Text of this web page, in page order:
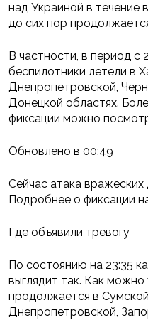
над Украиной в течение
до сих пор
В частности, в период с
беспилотники летели в
Днепропетровской,
Донецкой областях.
фиксации можно
Обновлено в 00:49
Сейчас атака
Подробнее о фиксации
Где объявили тревогу
По состоянию на 23:35
выглядит так. Как можно
продолжается в
Днепропетровской,